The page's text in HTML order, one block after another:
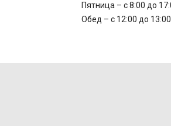
Пятница – с 8:00 до
Обед – с 12:00 до 13:00